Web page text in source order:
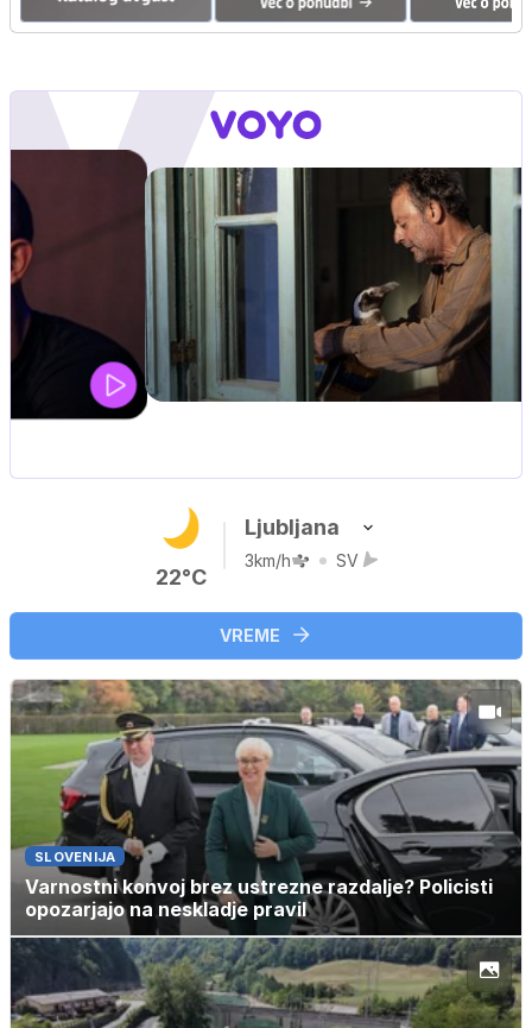
22°C
Ljubljana
3km/h SV
VREME
SLOVENIJA
Varnostni konvoj brez ustrezne razdalje? Policisti
opozarjajo na neskladje pravil